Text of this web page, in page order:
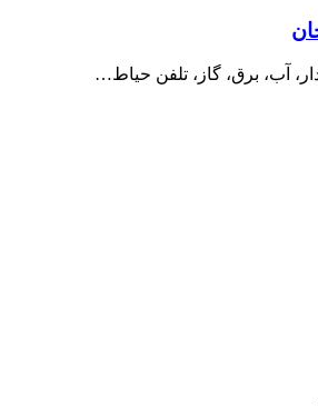
آب، برق، گاز، تلفن حیاط…